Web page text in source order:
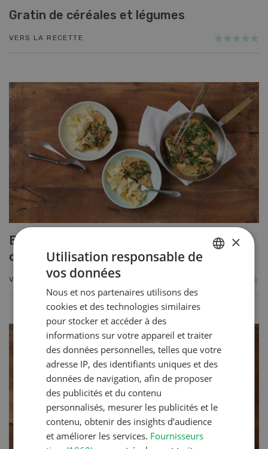
Gratin de céréales et légumes
VERS LA RECETTE
Blancs de poulet sauce épinards à la
crème
VERS LA RECETTE
×
Utilisation responsable de
vos données
Nous et nos partenaires utilisons des
cookies et des technologies similaires
pour stocker et accéder à des
informations sur votre appareil et traiter
des données personnelles, telles que votre
adresse IP, des identifiants uniques et des
données de navigation, afin de proposer
des publicités et du contenu
personnalisés, mesurer les publicités et le
contenu, obtenir des insights d’audience
et améliorer les services. Fournisseurs